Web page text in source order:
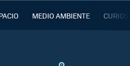
MEDIO AMBIENTE